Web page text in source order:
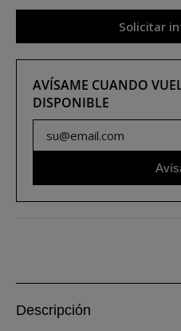
Solicitar
AVÍSAME CUANDO
DISPONIBLE
Descripción